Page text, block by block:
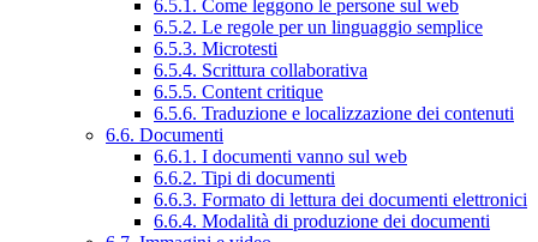
6.5.1. Come leggono le persone sul web
6.5.2. Le regole per un linguaggio semplice
6.5.3. Microtesti
6.5.4. Scrittura collaborativa
6.5.5. Content critique
6.5.6. Traduzione e localizzazione dei contenuti
6.6. Documenti
6.6.1. I documenti vanno sul web
6.6.2. Tipi di documenti
6.6.3. Formato di lettura dei documenti elettronici
6.6.4. Modalità di produzione dei documenti